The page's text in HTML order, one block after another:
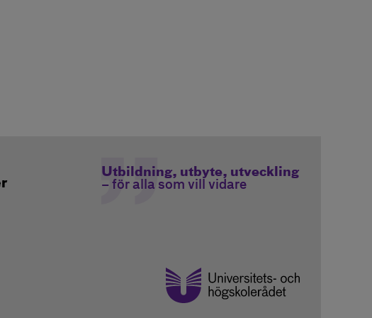
Utbildning, utbyte, utveckling
– för alla som vill vidare